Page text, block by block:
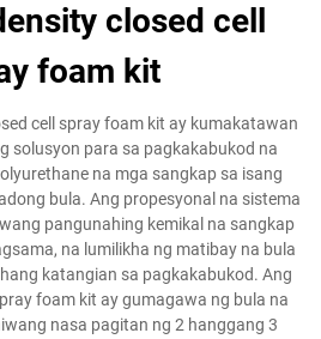
closed cell
foam kit
cell spray foam kit ay kumakatawan
solusyon para sa pagkakabukod na
na mga sangkap sa isang
bula. Ang propesyonal na sistema
pangunahing kemikal na sangkap
na lumilikha ng matibay na bula
katangian sa pagkakabukod. Ang
foam kit ay gumagawa ng bula na
nasa pagitan ng 2 hanggang 3